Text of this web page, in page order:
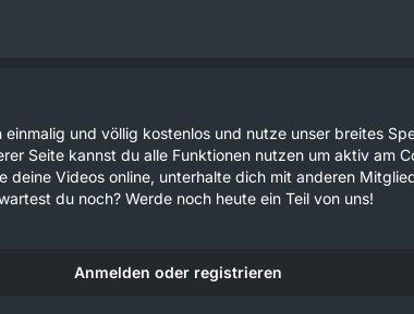
und völlig kostenlos und nutze unser breites
Seite kannst du alle Funktionen nutzen um aktiv am
deine Videos online, unterhalte dich mit anderen
du noch? Werde noch heute ein Teil von uns!
Anmelden oder registrieren